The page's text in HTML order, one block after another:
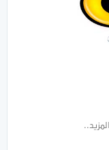
المزيد..